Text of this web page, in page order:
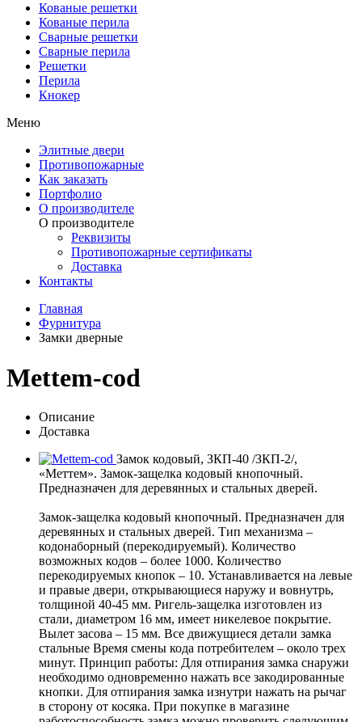
Кованые решетки
Кованые перила
Сварные решетки
Сварные перила
Решетки
Перила
Кнокер
Меню
Элитные двери
Противопожарные
Как заказать
Портфолио
О производителе
О производителе
Реквизиты
Противопожарные сертификаты
Доставка
Контакты
Главная
Фурнитура
Замки дверные
Mettem-cod
Описание
Доставка
Замок кодовый, ЗКП-40 /ЗКП-2/,
«Меттем». Замок-защелка кодовый кнопочный.
Предназначен для деревянных и стальных дверей.
Замок-защелка кодовый кнопочный. Предназначен для
деревянных и стальных дверей. Тип механизма –
кодонаборный (перекодируемый). Количество
возможных кодов – более 1000. Количество
перекодируемых кнопок – 10. Устанавливается на левые
и правые двери, открывающиеся наружу и вовнутрь,
толщиной 40-45 мм. Ригель-защелка изготовлен из
стали, диаметром 16 мм, имеет никелевое покрытие.
Вылет засова – 15 мм. Все движущиеся детали замка
стальные Время смены кода потребителем – около трех
минут. Принцип работы: Для отпирания замка снаружи
необходимо одновременно нажать все закодированные
кнопки. Для отпирания замка изнутри нажать на рычаг
в сторону от косяка. При покупке в магазине